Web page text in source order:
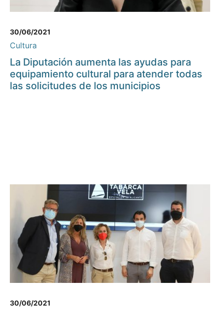
30/06/2021
Cultura
La Diputación aumenta las ayudas para
equipamiento cultural para atender todas
las solicitudes de los municipios
30/06/2021